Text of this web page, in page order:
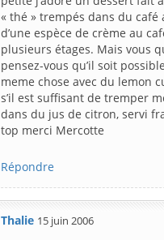
« thé » trempés dans du café
d’une espèce de crème au
plusieurs étages. Mais vous
pensez-vous qu’il soit
meme chose avec du lemon
s’il est suffisant de tremper
dans du jus de citron, servi
top merci Mercotte
Répondre
Thalie 15 juin 2006